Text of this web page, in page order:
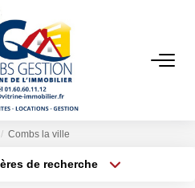
Combs la ville
de recherche